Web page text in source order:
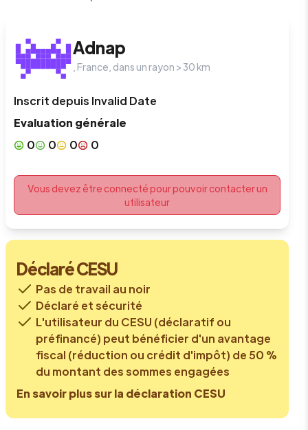
Adnap
France , dans un rayon > 30 km
Inscrit depuis Invalid Date
Evaluation générale
0
0 0 0
Vous devez être connecté pour pouvoir contacter un
utilisateur
Déclaré CESU
Pas de travail au noir
Déclaré et sécurité
L'utilisateur du CESU (déclaratif ou
préfinancé) peut bénéficier d'un avantage
fiscal (réduction ou crédit d'impôt) de 50 %
du montant des sommes engagées
En savoir plus sur la déclaration CESU